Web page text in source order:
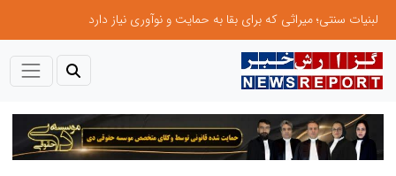
لبنیات سنتی؛ میراثی که برای بقا به حمایت و نوآوری نیاز دارد